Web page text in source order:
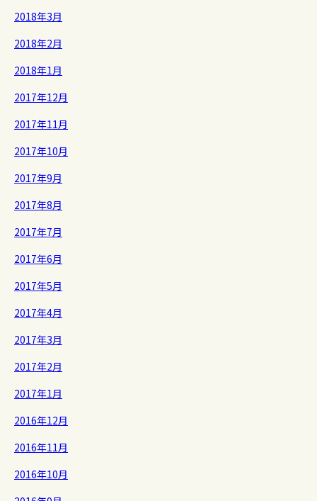
2018年3月
2018年2月
2018年1月
2017年12月
2017年11月
2017年10月
2017年9月
2017年8月
2017年7月
2017年6月
2017年5月
2017年4月
2017年3月
2017年2月
2017年1月
2016年12月
2016年11月
2016年10月